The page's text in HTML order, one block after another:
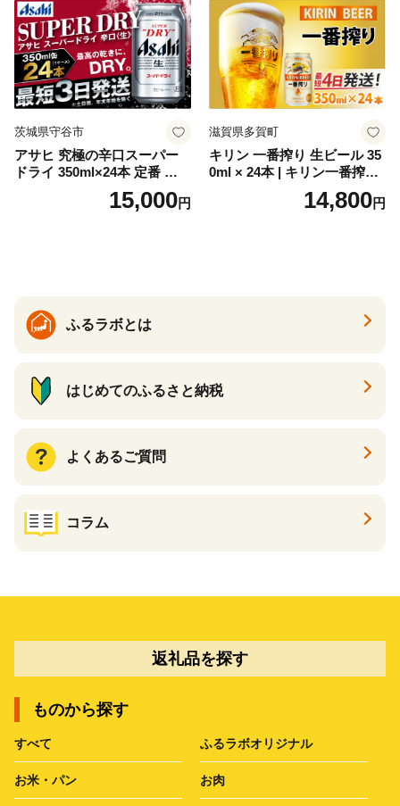
ソーダ割り アルコール ロッ
ク ソーダ ジントニック 】
茨城県守谷市
アサヒ 究極の辛口スーパー
ドライ 350ml×24本 定番 ビー
ル 缶ビール 酒 お酒 アルコー
15,000円
滋賀県多賀町
キリン 一番搾り 生ビール 35
0ml × 24本 | キリン一番搾り
キリンビール 一番搾り ビー
ル 24缶 きりんいちばんしぼ
14,800円
ふるラボとは
はじめてのふるさと納税
よくあるご質問
コラム
返礼品を探す
ものから探す
すべて ふるラボオリジナル
お米・パン お肉